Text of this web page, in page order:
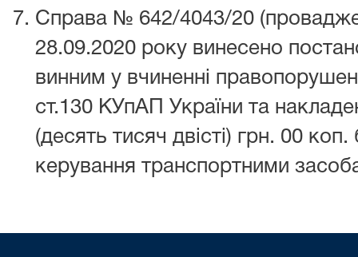
Справа № 642/4043/20
28.09.2020 року винесено
винним у вчиненні
ст.130 КУпАП України та
(десять тисяч двісті) грн. 00
керування транспортними